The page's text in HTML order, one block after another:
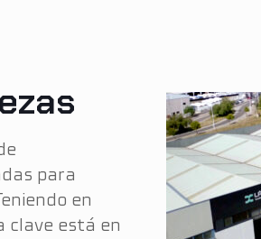
para
en
clave está en